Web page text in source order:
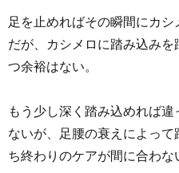
足を止めればその瞬間にカシ
だが、カシメロに踏み込み
つ余裕はない。
もう少し深く踏み込めれば
ないが、足腰の衰えによっ
ち終わりのケアが間に合わな